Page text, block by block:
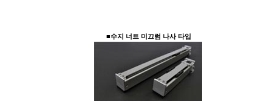
■수지 너트 미끄럼 나사 타입